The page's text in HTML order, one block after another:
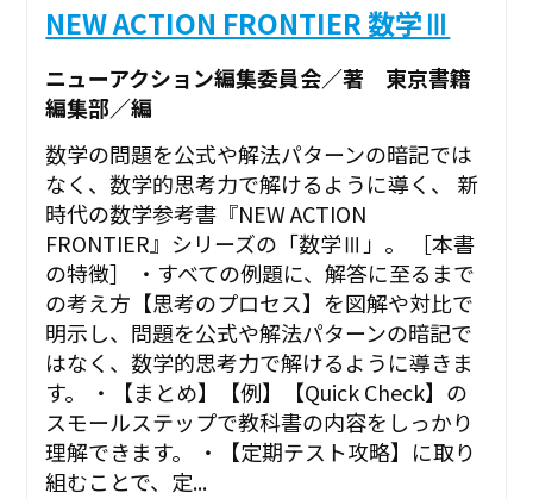
NEW ACTION FRONTIER 数学Ⅲ
ニューアクション編集委員会／著 東京書籍
編集部／編
数学の問題を公式や解法パターンの暗記では
なく、数学的思考力で解けるように導く、 新
時代の数学参考書『NEW ACTION
FRONTIER』シリーズの「数学Ⅲ」。 ［本書
の特徴］ ・すべての例題に、解答に至るまで
の考え方【思考のプロセス】を図解や対比で
明示し、問題を公式や解法パターンの暗記で
はなく、数学的思考力で解けるように導きま
す。 ・【まとめ】【例】【Quick Check】の
スモールステップで教科書の内容をしっかり
理解できます。 ・【定期テスト攻略】に取り
組むことで、定...